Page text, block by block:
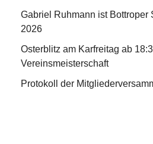
Gabriel Ruhmann ist Bottroper
2026
Osterblitz am Karfreitag ab
Vereinsmeisterschaft
Protokoll der